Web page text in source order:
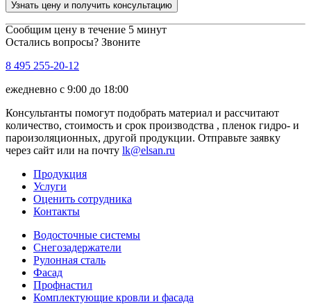
Узнать цену и получить консультацию
Сообщим цену в течение 5 минут
Остались вопросы? Звоните
8 495 255-20-12
ежедневно с 9:00 до 18:00
Консультанты помогут подобрать материал и рассчитают
количество, стоимость и срок производства , пленок гидро- и
пароизоляционных, другой продукции. Отправьте заявку
через сайт или на почту lk@elsan.ru
Продукция
Услуги
Оценить сотрудника
Контакты
Водосточные системы
Снегозадержатели
Рулонная сталь
Фасад
Профнастил
Комплектующие кровли и фасада